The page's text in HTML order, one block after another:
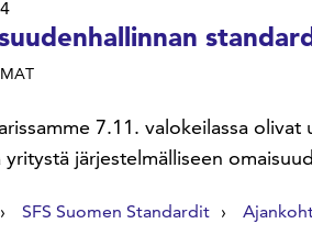
7.11. valokeilassa
yritystä järjestelmälliseen
SFS Suomen Standardit